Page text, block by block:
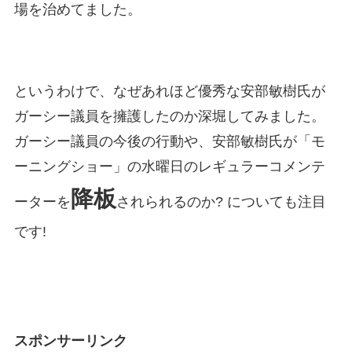
場を治めてました。
というわけで、なぜあれほど優秀な安部敏樹氏が
ガーシー議員を擁護したのか深堀してみました。
ガーシー議員の今後の行動や、安部敏樹氏が「モ
ーニングショー」の水曜日のレギュラーコメンテ
ーターを 降板 されられるのか? についても注目
です!
スポンサーリンク